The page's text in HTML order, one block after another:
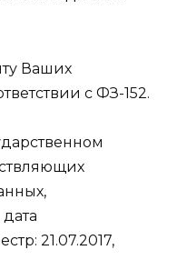
Ваших
с ФЗ-152.
21.07.2017,